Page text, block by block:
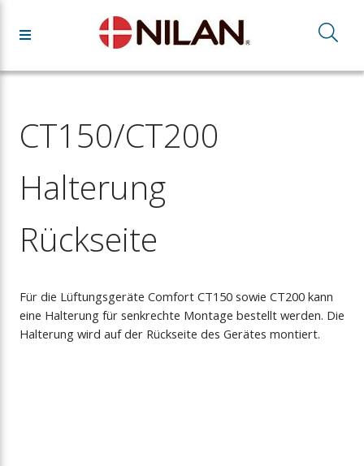
CT150/CT200
Halterung
Rückseite
Für die Lüftungsgeräte Comfort CT150 sowie CT200 kann
eine Halterung für senkrechte Montage bestellt werden. Die
Halterung wird auf der Rückseite des Gerätes montiert.